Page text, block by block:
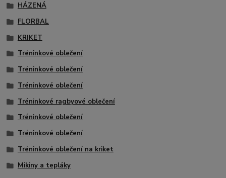
HÁZENÁ
FLORBAL
KRIKET
Tréninkové oblečení
Tréninkové oblečení
Tréninkové oblečení
Tréninkové ragbyové oblečení
Tréninkové oblečení
Tréninkové oblečení
Tréninkové oblečení na kriket
Mikiny a tepláky